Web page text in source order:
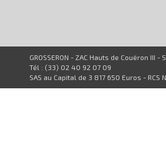
GROSSERON - ZAC Hauts de Couëron
Tél : (33) 02 40 92 07 09
SAS au Capital de 3 817 650 Euros -